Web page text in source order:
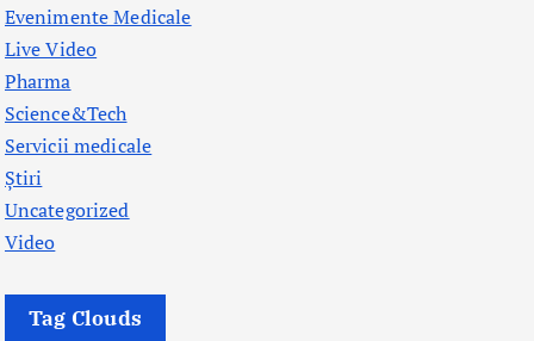
Evenimente Medicale
Live Video
Pharma
Science&Tech
Servicii medicale
Știri
Uncategorized
Video
Tag Clouds